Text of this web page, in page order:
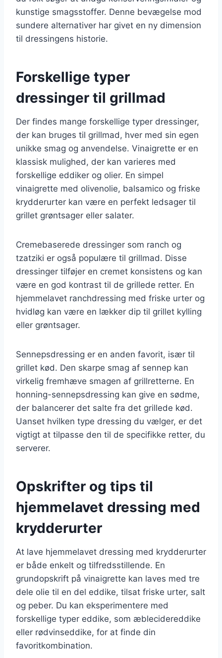
kunstige smagsstoffer. Denne bevægelse mod
sundere alternativer har givet en ny dimension
til dressingens historie.
Forskellige typer
dressinger til grillmad
Der findes mange forskellige typer dressinger,
der kan bruges til grillmad, hver med sin egen
unikke smag og anvendelse. Vinaigrette er en
klassisk mulighed, der kan varieres med
forskellige eddiker og olier. En simpel
vinaigrette med olivenolie, balsamico og friske
krydderurter kan være en perfekt ledsager til
grillet grøntsager eller salater.
Cremebaserede dressinger som ranch og
tzatziki er også populære til grillmad. Disse
dressinger tilføjer en cremet konsistens og kan
være en god kontrast til de grillede retter. En
hjemmelavet ranchdressing med friske urter og
hvidløg kan være en lækker dip til grillet kylling
eller grøntsager.
Sennepsdressing er en anden favorit, især til
grillet kød. Den skarpe smag af sennep kan
virkelig fremhæve smagen af grillretterne. En
honning-sennepsdressing kan give en sødme,
der balancerer det salte fra det grillede kød.
Uanset hvilken type dressing du vælger, er det
vigtigt at tilpasse den til de specifikke retter, du
serverer.
Opskrifter og tips til
hjemmelavet dressing med
krydderurter
At lave hjemmelavet dressing med krydderurter
er både enkelt og tilfredsstillende. En
grundopskrift på vinaigrette kan laves med tre
dele olie til en del eddike, tilsat friske urter, salt
og peber. Du kan eksperimentere med
forskellige typer eddike, som æblecidereddike
eller rødvinseddike, for at finde din
favoritkombination.